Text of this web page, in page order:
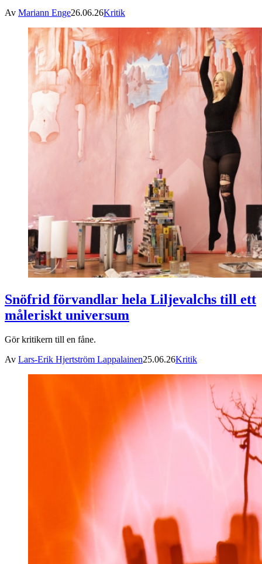
Av Mariann Enge26.06.26Kritik
Snöfrid förvandlar hela Liljevalchs till ett
måleriskt universum
Gör kritikern till en fåne.
Av Lars-Erik Hjertström Lappalainen25.06.26Kritik